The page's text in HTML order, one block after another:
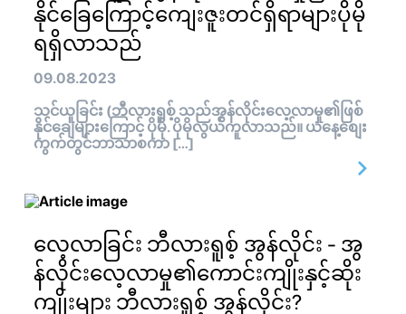
နိုင်ခြေကြောင့်ကျေးဇူးတင်ရှိရာများပိုမို
ရရှိလာသည်
09.08.2023
သင်ယူခြင်း (ဘီလားရူစ့် သည်အွန်လိုင်းလေ့လာမှု၏ဖြစ်
နိုင်ချေများကြောင့် ပိုမို. ပိုမိုလွယ်ကူလာသည်။ ယနေ့စျေး
ကွက်တွင်ဘာသာစကာ […]
လေ့လာခြင်း ဘီလားရူစ့် အွန်လိုင်း - အွ
န်လိုင်းလေ့လာမှု၏ကောင်းကျိုးနှင့်ဆိုး
ကျိုးများ ဘီလားရူစ့် အွန်လိုင်း?